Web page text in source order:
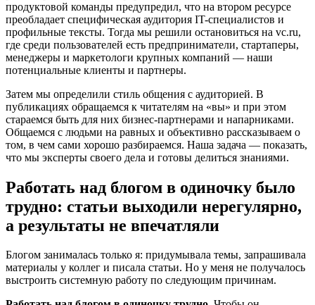
продуктовой команды предупредил, что на втором ресурсе
преобладает специфическая аудитория IT-специалистов и
профильные тексты. Тогда мы решили остановиться на vc.ru,
где среди пользователей есть предприниматели, стартаперы,
менеджеры и маркетологи крупных компаний — наши
потенциальные клиенты и партнеры.
Затем мы определили стиль общения с аудиторией. В
публикациях обращаемся к читателям на «вы» и при этом
стараемся быть для них бизнес-партнерами и напарниками.
Общаемся с людьми на равных и объективно рассказываем о
том, в чем сами хорошо разбираемся. Наша задача — показать,
что мы эксперты своего дела и готовы делиться знаниями.
Работать над блогом в одиночку было
трудно: статьи выходили нерегулярно,
а результаты не впечатляли
Блогом занималась только я: придумывала темы, запрашивала
материалы у коллег и писала статьи. Но у меня не получалось
выстроить системную работу по следующим причинам.